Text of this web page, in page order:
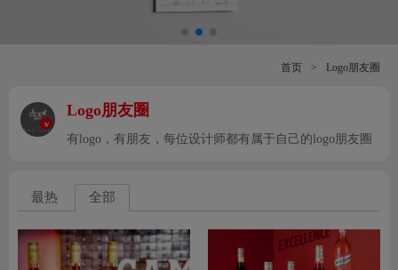
首页 > Logo朋友圈
v
Logo朋友圈
有logo，有朋友，每位设计师都有属于自己的logo朋友圈
最热 全部